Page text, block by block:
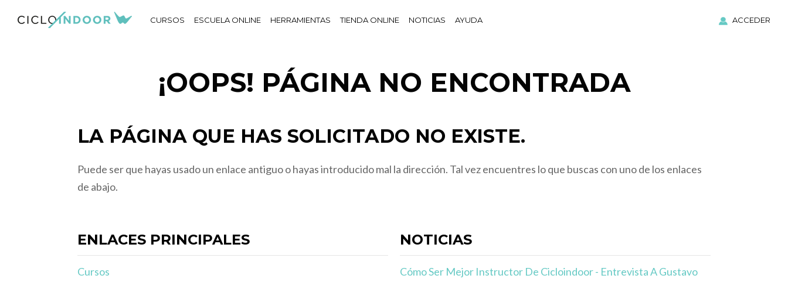
CURSOS ESCUELA ONLINE HERRAMIENTAS TIENDA ONLINE NOTICIAS AYUDA ACCEDER
¡OOPS! PÁGINA NO ENCONTRADA
LA PÁGINA QUE HAS SOLICITADO NO EXISTE.
Puede ser que hayas usado un enlace antiguo o hayas introducido mal la dirección. Tal vez encuentres lo que buscas con uno de los enlaces
de abajo.
ENLACES PRINCIPALES
Cursos
NOTICIAS
Cómo Ser Mejor Instructor De Cicloindoor - Entrevista A Gustavo